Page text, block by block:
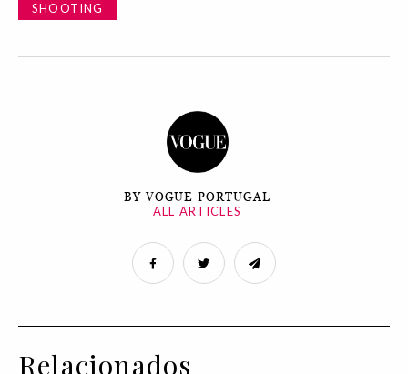
SHOOTING
BY VOGUE PORTUGAL
ALL ARTICLES
Relacionados